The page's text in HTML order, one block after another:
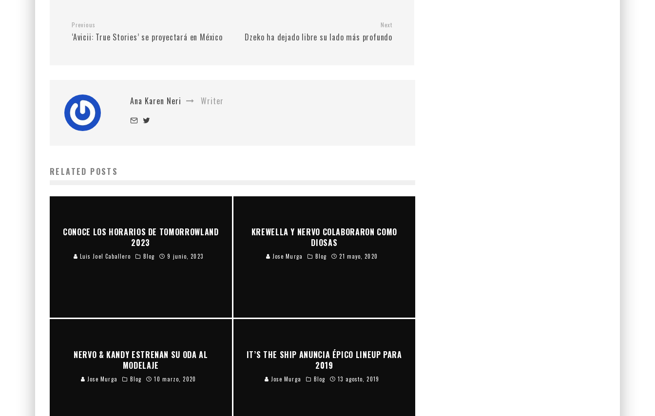
Previous
‘Avicii: True Stories’ se proyectará en México
Next
Dzeko ha dejado libre su lado más profundo
Ana Karen Neri Writer
RELATED POSTS
CONOCE LOS HORARIOS DE TOMORROWLAND
2023
Luis Joel Caballero Blog 9 junio, 2023
KREWELLA Y NERVO COLABORARON COMO
DIOSAS
Jose Murga Blog 21 mayo, 2020
NERVO & KANDY ESTRENAN SU ODA AL
MODELAJE
Jose Murga Blog 10 marzo, 2020
IT’S THE SHIP ANUNCIA ÉPICO LINEUP PARA
2019
Jose Murga Blog 13 agosto, 2019